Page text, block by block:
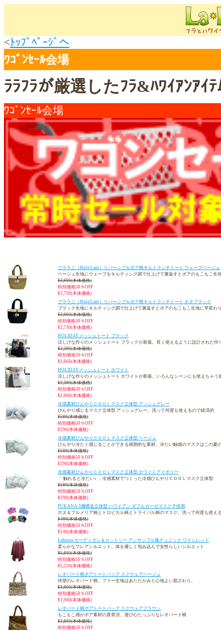
< ﾄｯﾌﾟﾍﾟｰｼﾞへ
ﾜｺﾞﾝｾｰﾙ会場
ﾗﾗﾌﾗが厳選したﾌﾗ&ﾊﾜｲｱﾝｱｲ
ﾜｺﾞﾝｾｰﾙ会場
フララニ（Hula Lani）リバーシブルボア柄キルトランチトート ウェーブベージュ
ベージュ生地にウェーブをキルティング調で仕上げて裏返すとボアのもこもこ生
¥3,900(本体価格)
特別価格30％OFF
¥2,730(本体価格)
フララニ（Hula Lani）リバーシブルボア柄キルトランチトート ホヌブラック
ブラック生地にキルティング調で仕上げて裏返すとボアのもこもこ生地に早変わ
¥3,900(本体価格)
特別価格30％OFF
¥2,730(本体価格)
HOLIDAYメッシュトート ブラック
涼しげな作りのメッシュトート ブラックが新着。長く使えるように設計された作
¥2,380(本体価格)
特別価格30％OFF
¥1,666(本体価格)
HOLIDAYメッシュトート ホワイト
涼しげな作りのメッシュトート ホワイトが新着。いろんなシーンにも使えちゃう
¥2,380(本体価格)
特別価格30％OFF
¥1,666(本体価格)
冷感素材ひんやりＣＯＯＬマスク立体型 アッシュグレー
ひんやり感じるマスク立体型 アッシュグレー。洗って何度も使えるので経済的
¥580(本体価格)
特別価格50％OFF
¥290(本体価格)
冷感素材ひんやりＣＯＯＬマスク立体型 ベージュ
ひんやり冷たく感じることができる画期的な素材。冷たい触感のマスクはこの夏
¥580(本体価格)
特別価格50％OFF
¥290(本体価格)
冷感素材ひんやりＣＯＯＬマスク立体型 ホワイトアイボリー
「 触れると冷たい♪ 」冷感素材でつくった冷感ひんやりＣＯＯＬマスク立体型
¥580(本体価格)
特別価格50％OFF
¥290(本体価格)
PUKANA 3層構造立体型 ハワイアン ダブルガーゼマスク子供用
ホヌ＆プルメリア柄とトロピカル柄とトライバル柄のマスク。洗って何度も使え
¥480(本体価格)
特別価格50％OFF
¥240(本体価格)
Lahaina カーディガン＆カットソー アンサンブル風チュニック ワインレッド
柔らかなフレアシルエット。体を優しく包み込んで女性らしいシルエット
¥5,800(本体価格)
特別価格10％OFF
¥5,220(本体価格)
レオパード柄ボアトートバッグ スクウェアベージュ
待望のレオパード柄。ファー生地はあたたかみと心地よい肌ざわり。
¥3,800(本体価格)
特別価格50％OFF
¥1,900(本体価格)
レオパード柄ボアトートバッグ スクウェアブラウン
もこもこ感がボア素材の真骨頂。遊び心たっぷりなレオパード柄
¥3,800(本体価格)
特別価格50％OFF